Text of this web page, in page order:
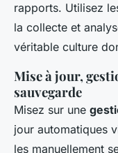
rapports. Utilisez
la collecte et
véritable culture
Mise à jour,
sauvegarde
Misez sur une
jour automatiques
les manuellement